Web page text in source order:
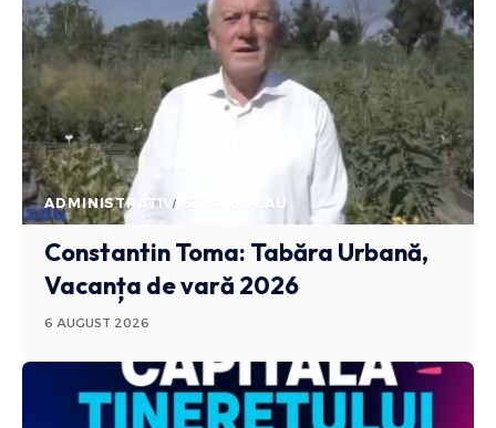
ADMINISTRATIV STIRI BUZAU
Constantin Toma: Tabăra Urbană,
Vacanța de vară 2026
6 AUGUST 2026